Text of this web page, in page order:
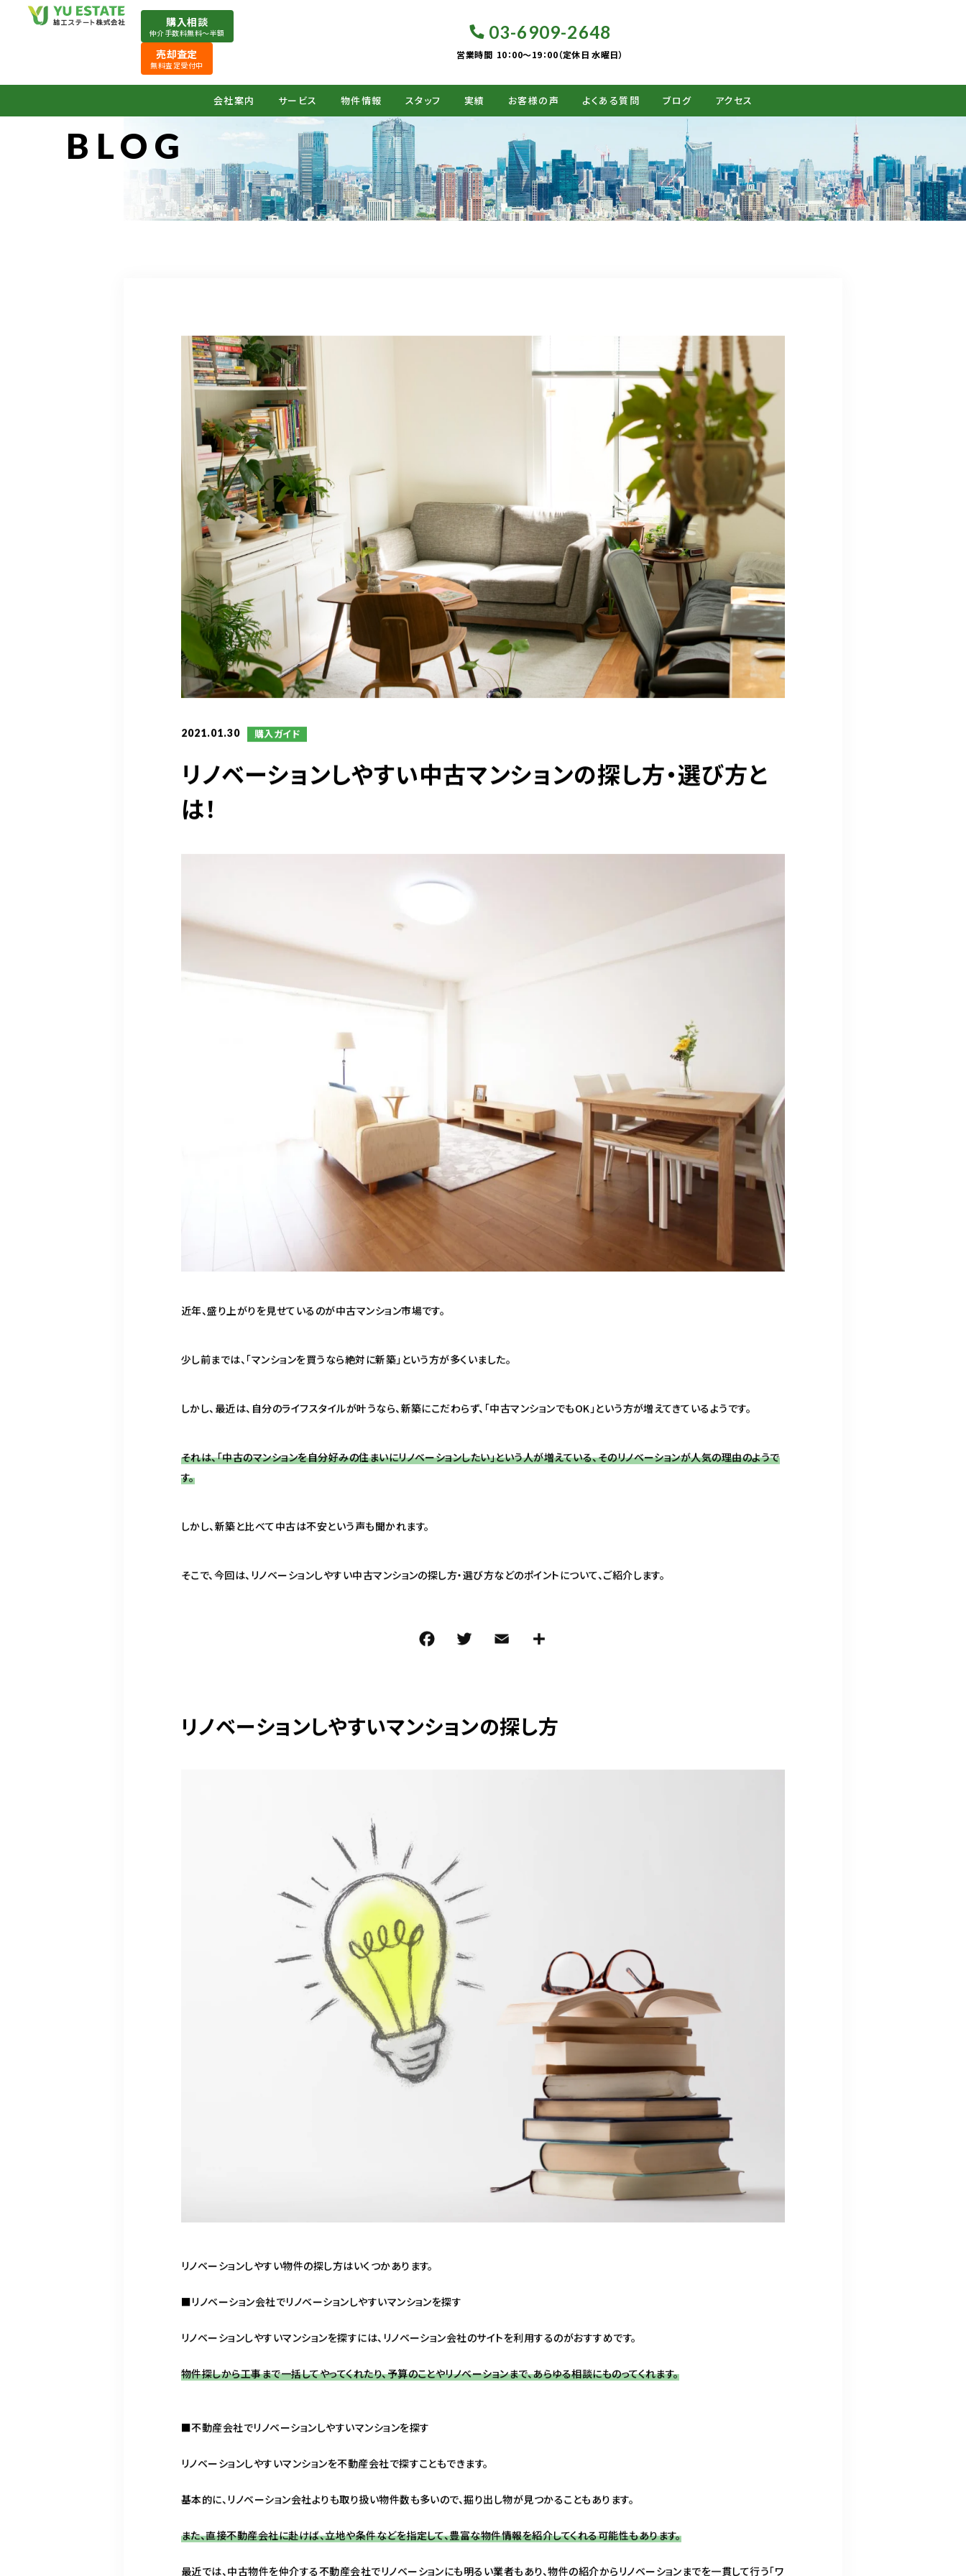
購入相談
仲介手数料無料〜半額
売却査定
無料査定受付中
03-6909-2648
営業時間 10：00～19：00（定休日 水曜日）
会社案内 サービス 物件情報 スタッフ 実績 お客様の声 よくある質問 ブログ アクセス
BLOG
2021.01.30 購入ガイド
リノベーションしやすい中古マンションの探し方・選び方と
は！
近年、盛り上がりを見せているのが中古マンション市場です。
少し前までは、「マンションを買うなら絶対に新築」という方が多くいました。
しかし、最近は、自分のライフスタイルが叶うなら、新築にこだわらず、「中古マンションでもOK」という方が増えてきているようです。
それは、「中古のマンションを自分好みの住まいにリノベーションしたい」という人が増えている、そのリノベーションが人気の理由のようで
す。
しかし、新築と比べて中古は不安という声も聞かれます。
そこで、今回は、リノベーションしやすい中古マンションの探し方・選び方などのポイントについて、ご紹介します。
e
b
T
te
r
l
リノベーションしやすいマンションの探し方
リノベーションしやすい物件の探し方はいくつかあります。
■リノベーション会社でリノベーションしやすいマンションを探す
リノベーションしやすいマンションを探すには、リノベーション会社のサイトを利用するのがおすすめです。
物件探しから工事まで一括してやってくれたり、予算のことやリノベーションまで、あらゆる相談にものってくれます。
■不動産会社でリノベーションしやすいマンションを探す
リノベーションしやすいマンションを不動産会社で探すこともできます。
基本的に、リノベーション会社よりも取り扱い物件数も多いので、掘り出し物が見つかることもあります。
また、直接不動産会社に赴けば、立地や条件などを指定して、豊富な物件情報を紹介してくれる可能性もあります。